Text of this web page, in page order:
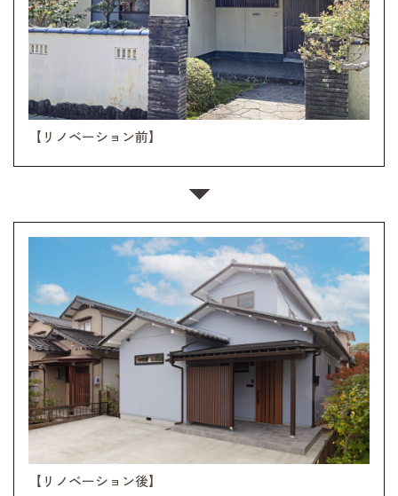
【リノベーション前】
【リノベーション後】